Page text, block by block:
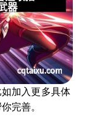
加入更多具体
完善。